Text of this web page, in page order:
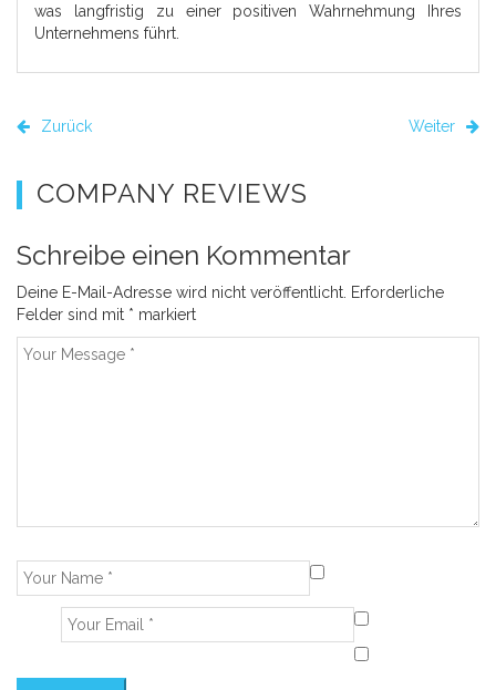
was langfristig zu einer positiven Wahrnehmung Ihres
Unternehmens führt.
Zurück Weiter
COMPANY REVIEWS
Schreibe einen Kommentar
Deine E-Mail-Adresse wird nicht veröffentlicht. Erforderliche
Felder sind mit * markiert